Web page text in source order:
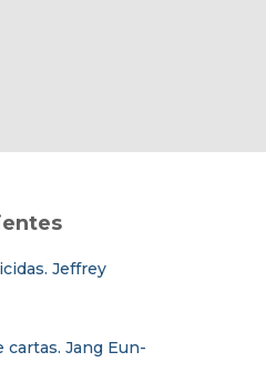
Jeffrey
cartas. Jang Eun-